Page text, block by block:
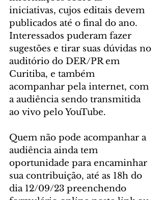
iniciativas, cujos editais devem
publicados até o final do ano.
Interessados puderam fazer
sugestões e tirar suas dúvidas no
auditório do DER/PR em
Curitiba, e também
acompanhar pela internet, com
a audiência sendo transmitida
ao vivo pelo YouTube.
Quem não pode acompanhar a
audiência ainda tem
oportunidade para encaminhar
sua contribuição, até as 18h do
dia 12/09/23 preenchendo